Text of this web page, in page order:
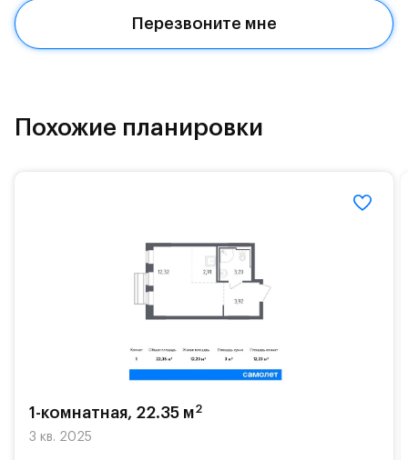
Красногорское и Рублево-Успенское шоссе.
Поблизости расположено новое наземное метро
МЦД «Одинцово».
Территория леса доступна для пеших и
Расположение позволяет вести здоровый образ
жизни и регулярно заниматься спортом, как на
свежем воздухе, так и в спортзале. Для комфортной
жизни есть вся необходимая инфраструктура.
На территории квартала возведут детский сад и
школу. Также для наиболее одарённых детей есть
«Жуковка».
Перезвоните мне
Похожие планировки
1-комнатная, 22.35 м2
3 кв. 2025